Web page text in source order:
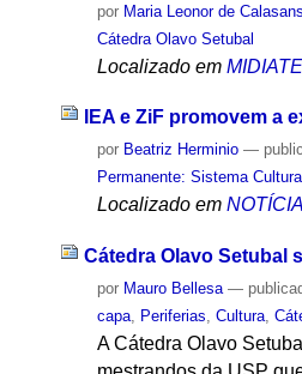
por Maria Leonor de Calasans
Cátedra Olavo Setubal
Localizado em
IEA e ZiF promovem
por Beatriz Herminio —
Permanente: Sistema
Localizado em
Cátedra Olavo Setubal
por Mauro Bellesa —
capa
Periferias ,Cultura ,
A Cátedra Olavo